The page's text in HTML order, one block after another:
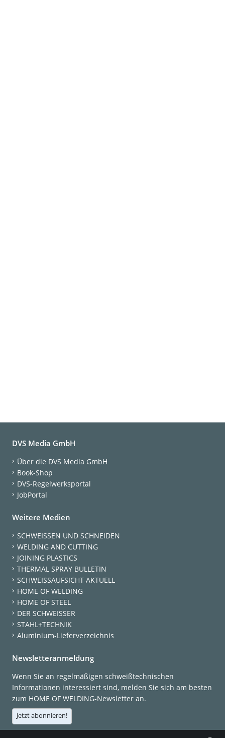
DVS Media GmbH
Über die DVS Media GmbH
Book-Shop
DVS-Regelwerksportal
JobPortal
Weitere Medien
SCHWEISSEN UND SCHNEIDEN
WELDING AND CUTTING
JOINING PLASTICS
THERMAL SPRAY BULLETIN
SCHWEISSAUFSICHT AKTUELL
HOME OF WELDING
HOME OF STEEL
DER SCHWEISSER
STAHL+TECHNIK
Aluminium-Lieferverzeichnis
Newsletteranmeldung
Wenn Sie an regelmäßigen schweißtechnischen
Informationen interessiert sind, melden Sie sich am besten
zum HOME OF WELDING-Newsletter an.
Jetzt abonnieren!